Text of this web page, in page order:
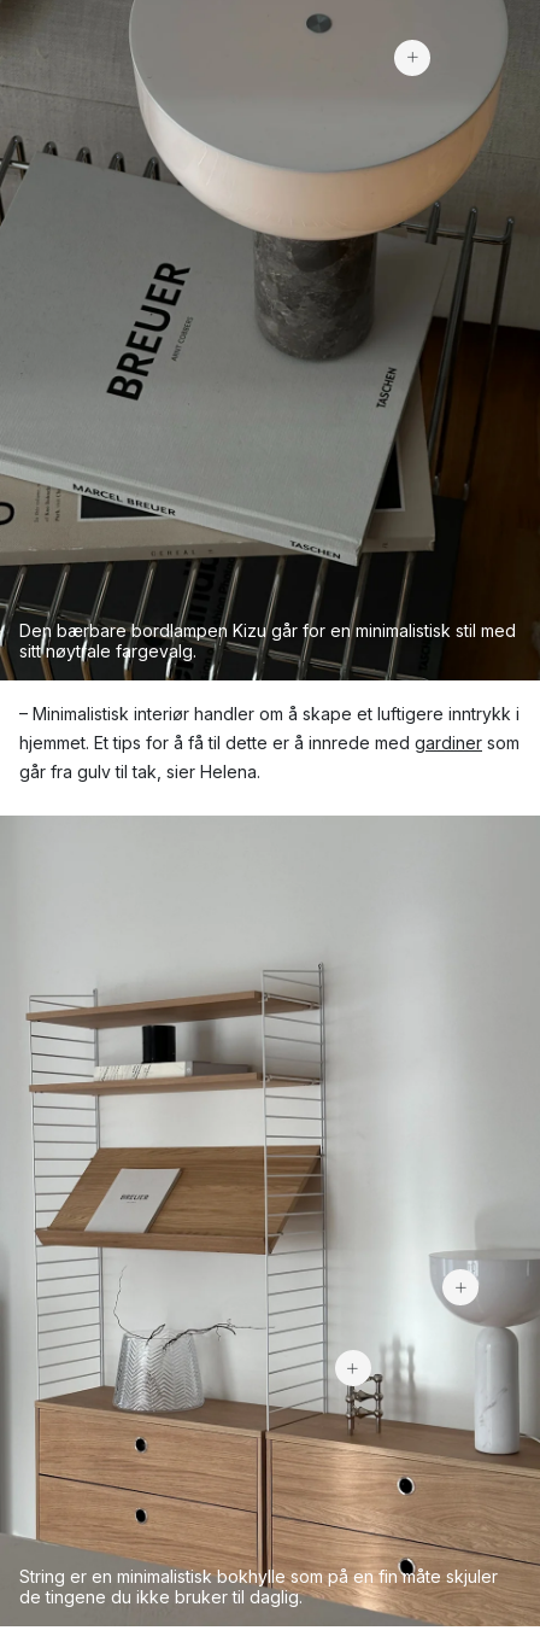
Denbærbare bordlampen Kizu går for en minimalistisk stil med
sitt nøytrale fargevalg.
1 677 kr
– Minimalistisk interiør handler om å skape et luftigere inntrykk i
hjemmet. Et tips for å få til dette er å innrede med gardiner som
går fra gulv til tak, sier Helena.
String er en minimalistisk bokhylle som på en fin måte skjuler
de tingene du ikke bruker til daglig.